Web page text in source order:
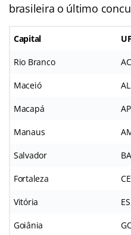
brasileira o último
Capital UF
Rio Branco AC
Maceió AL
Macapá AP
Manaus
Salvador BA
Fortaleza CE
Vitória ES
Goiânia